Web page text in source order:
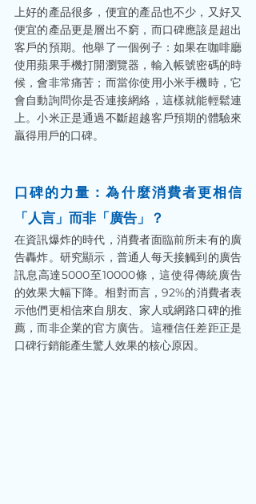
上好的產品很多，便宜的產品也不少，又好又
便宜的產品更是層出不窮，而口碑應該是超出
客戶的預期。他舉了一個例子：如果在咖啡廳
使用蘋果手機打開瀏覽器，輸入帳號密碼的時
候，會非常痛苦；而當你使用小米手機時，它
會自動詢問你是否連接網絡，這樣就能輕鬆連
上。小米正是通過不斷超越客戶預期的體驗來
贏得用戶的口碑。
口碑的力量：為什麼消費者更相信
「人言」而非「廣告」？
在資訊爆炸的時代，消費者面臨前所未有的廣
告轟炸。研究顯示，普通人每天接觸到的廣告
訊息高達5000至10000條，這使得傳統廣告
的效果大幅下降。相對而言，92%的消費者表
示他們更相信來自朋友、家人或網路口碑的推
薦，而非企業的官方廣告。這種信任差距正是
口碑行銷能產生驚人效果的核心原因。